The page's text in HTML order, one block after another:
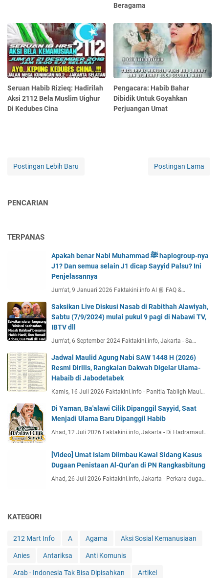
Beragama
Seruan Habib Rizieq: Hadirilah
Aksi 2112 Bela Muslim Uighur
Di Kedubes Cina
Pengacara: Habib Bahar
Dibidik Untuk Goyahkan
Perjuangan Umat
Postingan Lebih Baru Postingan Lama
PENCARIAN
TERPANAS
Apakah benar Nabi Muhammad ﷺ haplogroup-nya
J1? Dan semua selain J1 dicap Sayyid Palsu? Ini
Penjelasannya
Jum'at, 9 Januari 2026 Faktakini.info AI 📘 FAQ &…
Saksikan Live Diskusi Nasab di Rabithah Alawiyah,
Sabtu (7/9/2024) mulai pukul 9 pagi di Nabawi TV,
IBTV dll
Jum'at, 6 September 2024 Faktakini.info, Jakarta - Sa…
Jadwal Maulid Agung Nabi SAW 1448 H (2026)
Resmi Dirilis, Rangkaian Dakwah Digelar Ulama-
Habaib di Jabodetabek
Kamis, 16 Juli 2026 Faktakini.info - Panitia Tabligh Maul…
Di Yaman, Ba'alawi Cilik Dipanggil Sayyid, Saat
Menjadi Ulama Baru Dipanggil Habib
Ahad, 12 Juli 2026 Faktakini.info, Jakarta - Di Hadramaut…
[Video] Umat Islam Diimbau Kawal Sidang Kasus
Dugaan Penistaan Al-Qur'an di PN Rangkasbitung
Ahad, 26 Juli 2026 Faktakini.info, Jakarta - Perkara duga…
KATEGORI
212 Mart Info A Agama Aksi Sosial Kemanusiaan
Anies Antariksa Anti Komunis
Arab - Indonesia Tak Bisa Dipisahkan Artikel